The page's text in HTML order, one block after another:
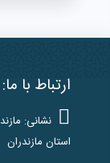
ارتباط با ما:
نشانی:
استان مازندران